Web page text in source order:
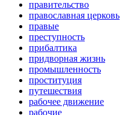
правительство
православная церковь
правые
преступность
прибалтика
придворная жизнь
промышленность
проституция
путешествия
рабочее движение
рабочие